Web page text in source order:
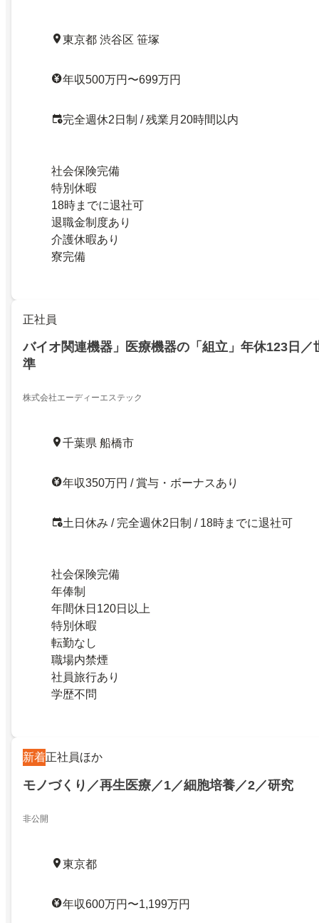
東京都 渋谷区 笹塚
年収500万円〜699万円
完全週休2日制 / 残業月20時間以内
社会保険完備
特別休暇
18時までに退社可
退職金制度あり
介護休暇あり
寮完備
正社員
バイオ関連機器」医療機器の「組立」年休123日／
準
株式会社エーディーエステック
千葉県 船橋市
年収350万円 / 賞与・ボーナスあり
土日休み / 完全週休2日制 / 18時までに退社可
社会保険完備
年俸制
年間休日120日以上
特別休暇
転勤なし
職場内禁煙
社員旅行あり
学歴不問
新着正社員ほか
モノづくり／再生医療／1／細胞培養／2／研究
非公開
東京都
年収600万円〜1,199万円